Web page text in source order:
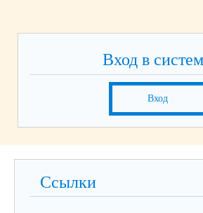
Вход в
Вход
Ссылки